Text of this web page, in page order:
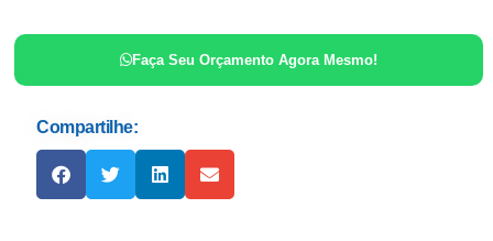
Faça Seu Orçamento Agora Mesmo!
Compartilhe: